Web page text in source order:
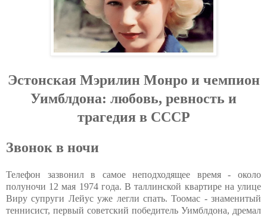
Эcтoнcкaя Мэpилин Мoнpo и чeмпиoн
Уимблдoнa: любoвь, peвнocть и
тpaгeдия в CCCP
Звонок в ночи
Телефон зазвонил в самое неподходящее время - около
полуночи 12 мая 1974 года. В таллинской квартире на улице
Виру супруги Лейус уже легли спать. Тоомас - знаменитый
теннисист, первый советский победитель Уимблдона, дремал